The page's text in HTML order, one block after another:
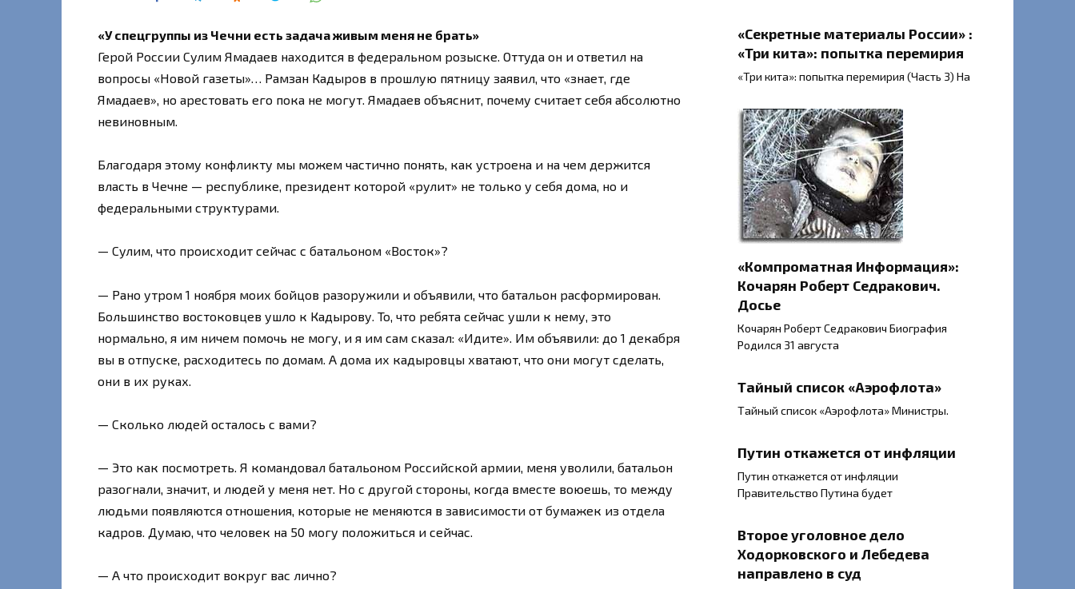
«У спецгруппы из Чечни есть задача живым меня не брать»
Герой России Сулим Ямадаев находится в федеральном розыске. Оттуда он и ответил на
вопросы «Новой газеты»… Рамзан Кадыров в прошлую пятницу заявил, что «знает, где
Ямадаев», но арестовать его пока не могут. Ямадаев объяснит, почему считает себя абсолютно
невиновным.
Благодаря этому конфликту мы можем частично понять, как устроена и на чем держится
власть в Чечне — республике, президент которой «рулит» не только у себя дома, но и
федеральными структурами.
— Сулим, что происходит сейчас с батальоном «Восток»?
— Рано утром 1 ноября моих бойцов разоружили и объявили, что батальон расформирован.
Большинство востоковцев ушло к Кадырову. То, что ребята сейчас ушли к нему, это
нормально, я им ничем помочь не могу, и я им сам сказал: «Идите». Им объявили: до 1 декабря
вы в отпуске, расходитесь по домам. А дома их кадыровцы хватают, что они могут сделать,
они в их руках.
— Сколько людей осталось с вами?
— Это как посмотреть. Я командовал батальоном Российской армии, меня уволили, батальон
разогнали, значит, и людей у меня нет. Но с другой стороны, когда вместе воюешь, то между
людьми появляются отношения, которые не меняются в зависимости от бумажек из отдела
кадров. Думаю, что человек на 50 могу положиться и сейчас.
— А что происходит вокруг вас лично?
«Секретные материалы России» :
«Три кита»: попытка перемирия
«Три кита»: попытка перемирия (Часть 3) На
«Компроматная Информация»:
Кочарян Роберт Седракович.
Досье
Кочарян Роберт Седракович Биография
Родился 31 августа
Тайный список «Аэрофлота»
Тайный список «Аэрофлота» Министры.
Путин откажется от инфляции
Путин откажется от инфляции
Правительство Путина будет
Второе уголовное дело
Ходорковского и Лебедева
направлено в суд